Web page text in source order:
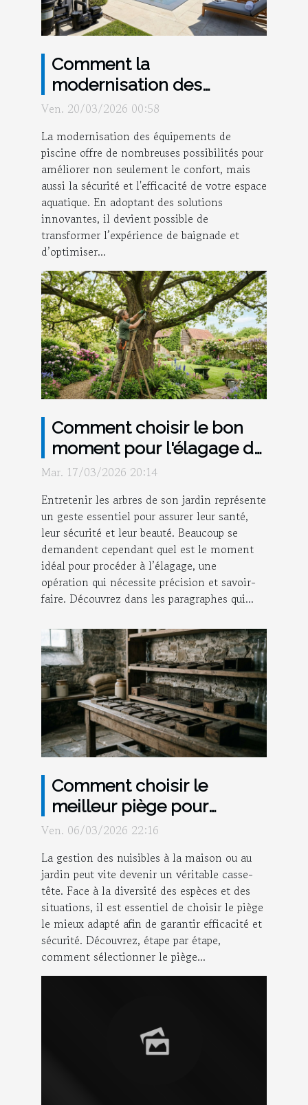
Comment la
modernisation des
équipements peut
Ven. 20/03/2026 00:58
La modernisation des équipements de
piscine offre de nombreuses possibilités pour
améliorer non seulement le confort, mais
aussi la sécurité et l'efficacité de votre espace
aquatique. En adoptant des solutions
innovantes, il devient possible de
transformer l’expérience de baignade et
d’optimiser...
Comment choisir le bon
moment pour l'élagage de
vos arbres ?
Mar. 17/03/2026 20:14
Entretenir les arbres de son jardin représente
un geste essentiel pour assurer leur santé,
leur sécurité et leur beauté. Beaucoup se
demandent cependant quel est le moment
idéal pour procéder à l’élagage, une
opération qui nécessite précision et savoir-
faire. Découvrez dans les paragraphes qui...
Comment choisir le
meilleur piège pour
chaque type de nuisible ?
Ven. 06/03/2026 22:16
La gestion des nuisibles à la maison ou au
jardin peut vite devenir un véritable casse-
tête. Face à la diversité des espèces et des
situations, il est essentiel de choisir le piège
le mieux adapté afin de garantir efficacité et
sécurité. Découvrez, étape par étape,
comment sélectionner le piège...